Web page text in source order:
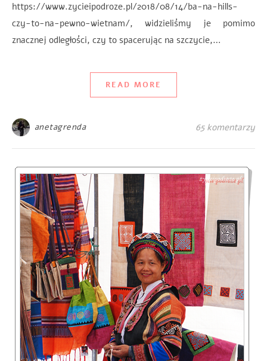
https://www.zycieipodroze.pl/2018/08/14/ba-na-hills-
czy-to-na-pewno-wietnam/, widzieliśmy je pomimo
znacznej odległości, czy to spacerując na szczycie,…
READ MORE
anetagrenda 65 komentarzy